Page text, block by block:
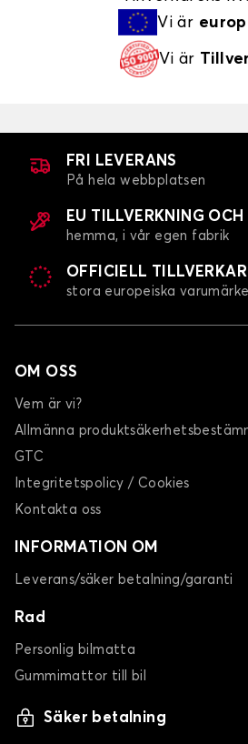
Vi är
Vi är
FRI LEVERANS
På hela webbplatsen
EU TILLVERKNING
hemma, i vår egen fabrik
OFFICIELL
stora europeiska
OM OSS
Vem är vi?
Allmänna
GTC
Integritetspolicy / Cookies
Kontakta oss
INFORMATION OM
Leverans/säker betalning/garanti
Rad
Personlig bilmatta
Gummimattor till bil
Säker betalning